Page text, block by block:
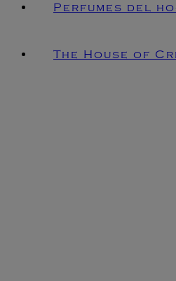
Perfumes del
The House of